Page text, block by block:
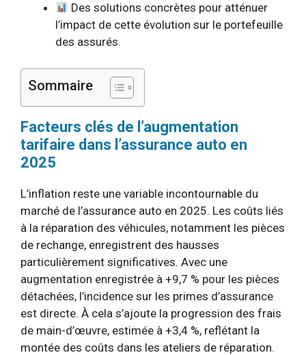
Des solutions concrètes pour atténuer
l’impact de cette évolution sur le portefeuille
des assurés.
Sommaire
Facteurs clés de l’augmentation
tarifaire dans l’assurance auto en
2025
L’inflation reste une variable incontournable du
marché de l’assurance auto en 2025. Les coûts liés
à la réparation des véhicules, notamment les pièces
de rechange, enregistrent des hausses
particulièrement significatives. Avec une
augmentation enregistrée à +9,7 % pour les pièces
détachées, l’incidence sur les primes d’assurance
est directe. À cela s’ajoute la progression des frais
de main-d’œuvre, estimée à +3,4 %, reflétant la
montée des coûts dans les ateliers de réparation.